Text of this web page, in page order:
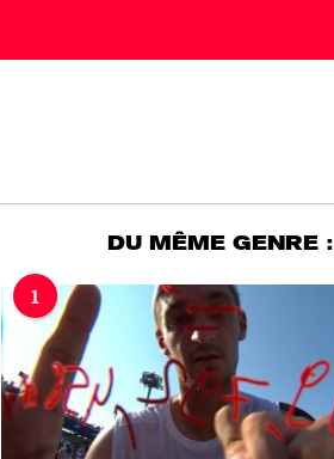
DU MÊME GENRE :
1